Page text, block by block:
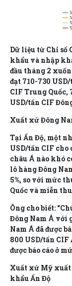
Dữ liệu từ Chỉ số
khẩu và nhập
đầu tháng 2
đạt 710-730
CIF Trung Quốc,
USD/tấn CIF
Xuất xứ Đông
Tại Ấn Độ, một
USD/tấn CIF
châu Á nào khó
lô hàng Đông
5%, so với mức
Quốc và miễn
Ông cho biết:
Đông Nam Á với
Nam Á đã được
800 USD/tấn
được báo cáo ở
Xuất xứ Mỹ xuất
khẩu Ấn Độ